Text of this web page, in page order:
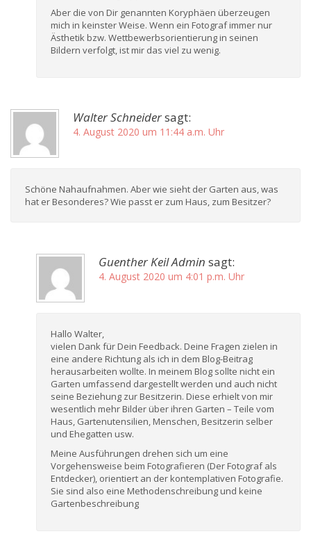
Aber die von Dir genannten Koryphäen überzeugen
mich in keinster Weise. Wenn ein Fotograf immer nur
Ästhetik bzw. Wettbewerbsorientierung in seinen
Bildern verfolgt, ist mir das viel zu wenig.
Walter Schneidersagt:
4. August 2020 um 11:44 a.m. Uhr
Schöne Nahaufnahmen. Aber wie sieht der Garten aus, was
hat er Besonderes? Wie passt er zum Haus, zum Besitzer?
Guenther Keil Admin sagt:
4. August 2020 um 4:01 p.m. Uhr
Hallo Walter,
vielen Dank für Dein Feedback. Deine Fragen zielen in
eine andere Richtung als ich in dem Blog-Beitrag
herausarbeiten wollte. In meinem Blog sollte nicht ein
Garten umfassend dargestellt werden und auch nicht
seine Beziehung zur Besitzerin. Diese erhielt von mir
wesentlich mehr Bilder über ihren Garten – Teile vom
Haus, Gartenutensilien, Menschen, Besitzerin selber
und Ehegatten usw.
Meine Ausführungen drehen sich um eine
Vorgehensweise beim Fotografieren (Der Fotograf als
Entdecker), orientiert an der kontemplativen Fotografie.
Sie sind also eine Methodenschreibung und keine
Gartenbeschreibung